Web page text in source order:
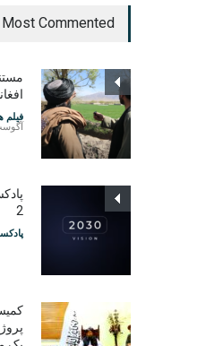
Most Commented
فیلم
آگوست 8,
2